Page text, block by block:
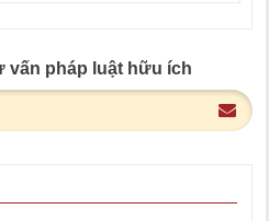
vấn pháp luật hữu ích